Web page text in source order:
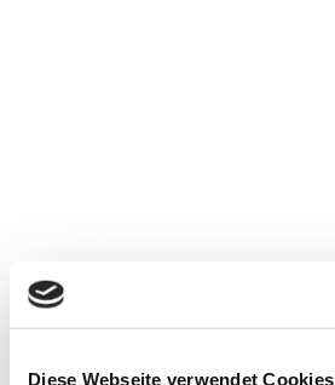
Diese Webseite verwendet Cookies